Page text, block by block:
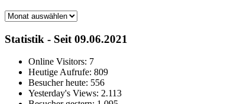
Archiv
Statistik - Seit 09.06.2021
Online Visitors: 7
Heutige Aufrufe: 809
Besucher heute: 556
Yesterday's Views: 2.113